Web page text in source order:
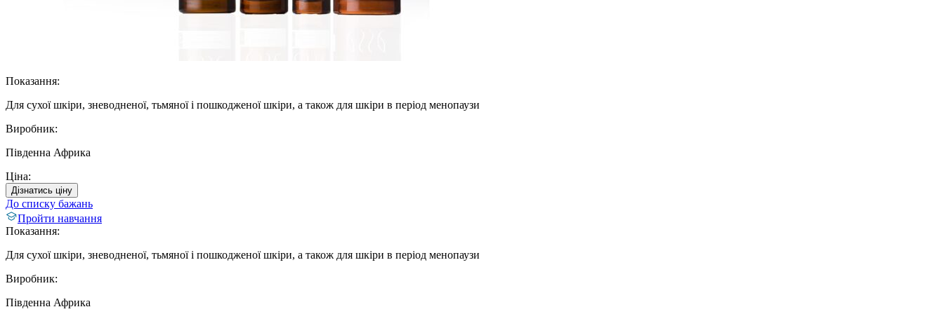
Показання:
Для сухої шкіри, зневодненої, тьмяної і пошкодженої шкіри, а також для шкіри в період менопаузи
Виробник:
Південна Африка
Ціна:
Дізнатись ціну
До списку бажань
Пройти навчання
Показання:
Для сухої шкіри, зневодненої, тьмяної і пошкодженої шкіри, а також для шкіри в період менопаузи
Виробник:
Південна Африка